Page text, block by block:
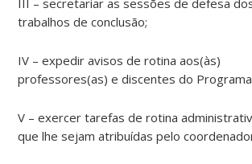
trabalhos de conclusão;
IV – expedir avisos de rotina aos(às)
professores(as) e discentes do
V – exercer tarefas de rotina
que lhe sejam atribuídas pelo